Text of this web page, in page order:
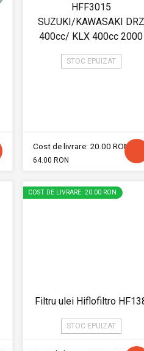
HFF3015
SUZUKI/KAWASAKI DRZ
400cc/ KLX 400cc 2000
STOC EPUIZAT
Cost de livrare: 20.00 RON
64.00 RON
COST DE LIVRARE: 20.00 RON
Filtru ulei Hiflofiltro
STOC EPUIZAT